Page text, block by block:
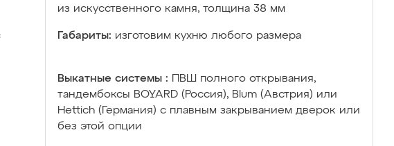
из искусственного камня, толщина 38 мм
Габариты: изготовим кухню любого размера
Выкатные системы :
ПВШ полного открывания,
тандембоксы BOYARD (Россия), Blum (Австрия) или
Hettich (Германия) с плавным закрыванием дверок или
без этой опции